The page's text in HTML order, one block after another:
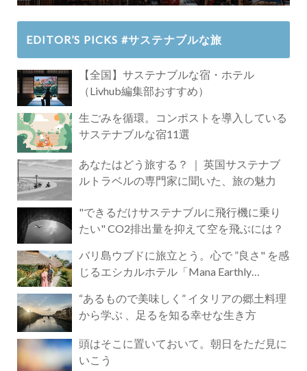
EDITOR’S PICKS #サステナブルな旅
【全国】サステナブルな宿・ホテル
（Livhub編集部おすすめ）
生ごみを循環。コンポストを導入している
サステナブルな宿11選
あなたはどう旅する？ ｜ 英国サステナブ
ルトラベルの専門家に聞いた、旅の魅力
"できるだけサステナブルに飛行機に乗り
たい" CO2排出量を抑えて空を飛ぶには？
バリ島ウブドに旅立とう。心で ”良さ" を感
じるエシカルホテル「Mana Earthly
“あるもので美味しく” イタリアの郷土料理
から学ぶ 、足るを知る幸せな生き方
頭はそこに置いておいて。朝日をただ見に
いこう